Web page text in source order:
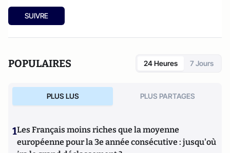
SUIVRE
POPULAIRES 24 Heures 7 Jours
PLUS LUS PLUS PARTAGES
1Les Français moins riches que la moyenne
européenne pour la 3e année consécutive : jusqu'où